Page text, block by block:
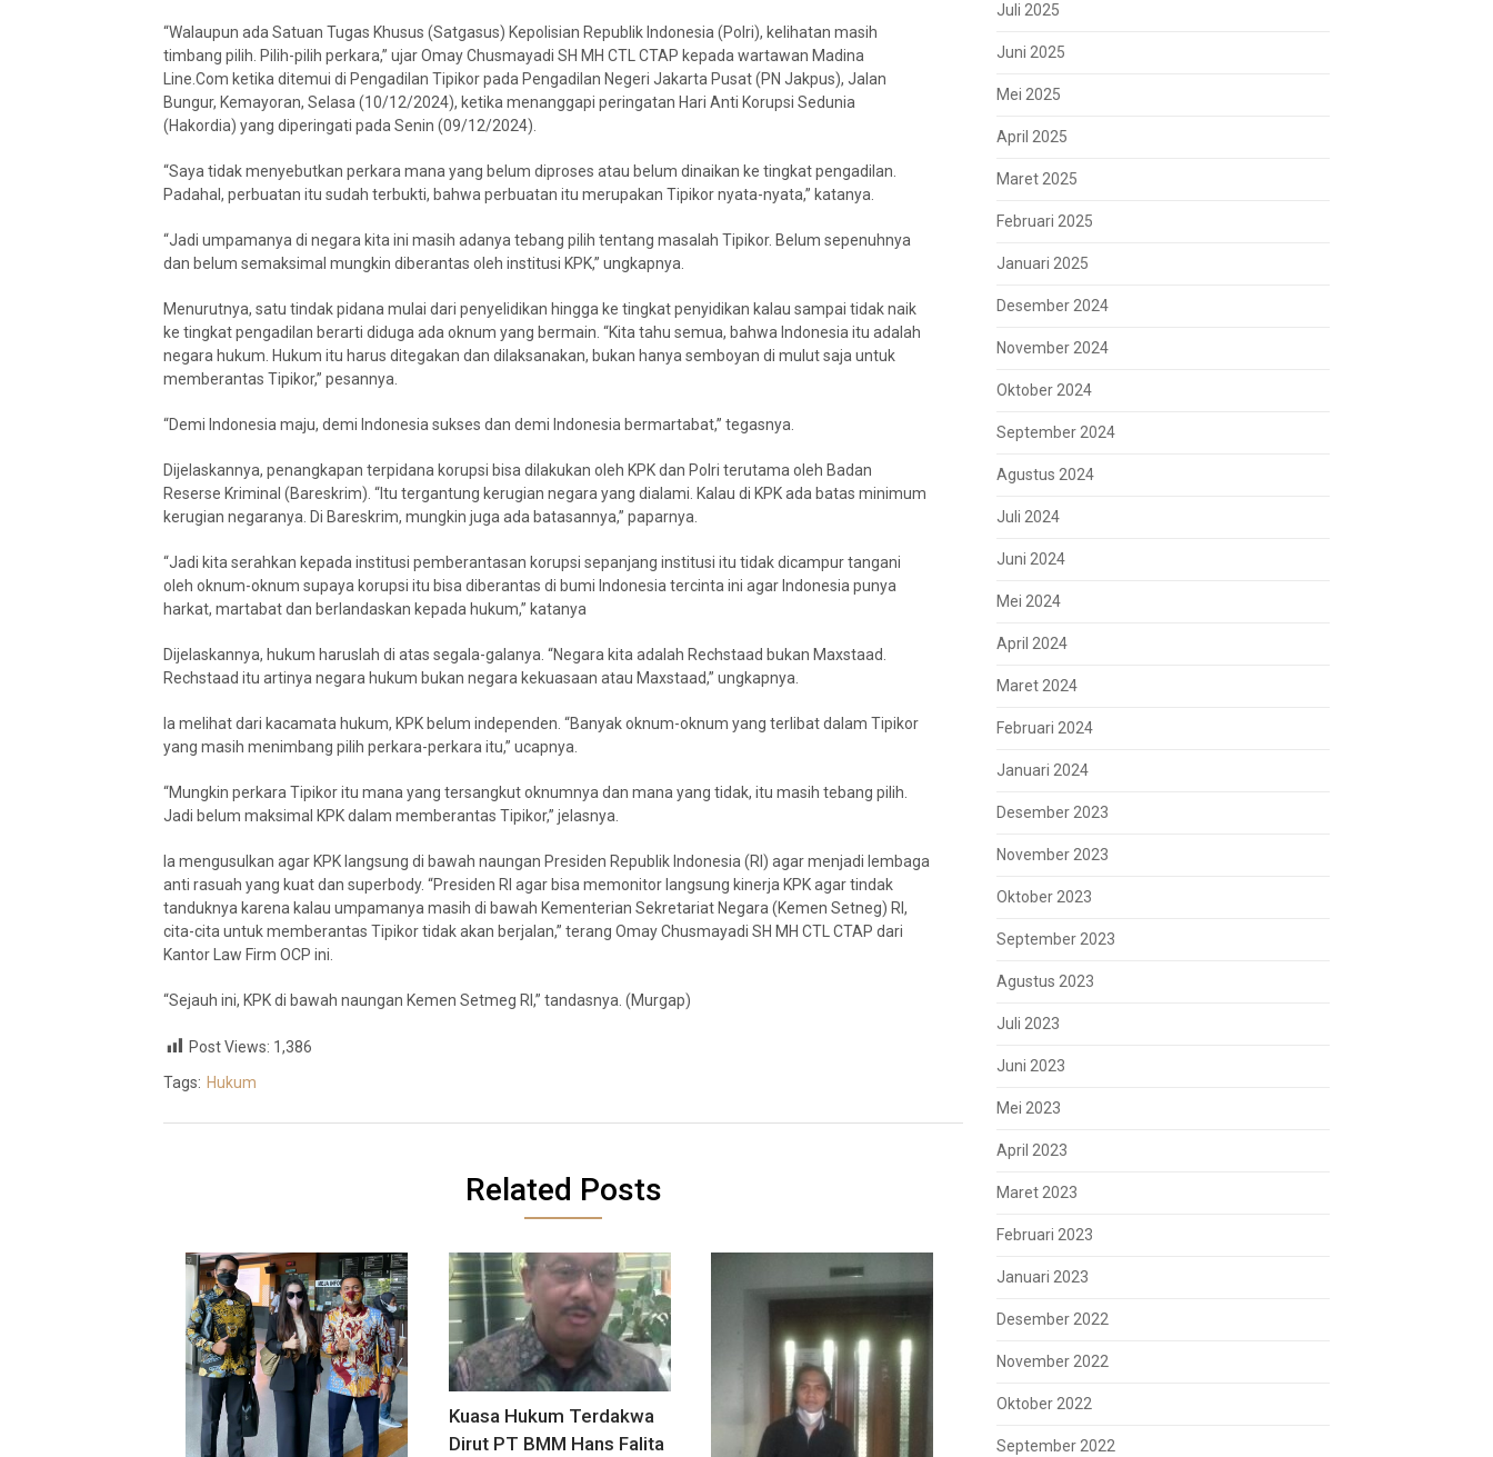
“Walaupun ada Satuan Tugas Khusus (Satgasus) Kepolisian Republik Indonesia (Polri), kelihatan masih
timbang pilih. Pilih-pilih perkara,” ujar Omay Chusmayadi SH MH CTL CTAP kepada wartawan Madina
Line.Com ketika ditemui di Pengadilan Tipikor pada Pengadilan Negeri Jakarta Pusat (PN Jakpus), Jalan
Bungur, Kemayoran, Selasa (10/12/2024), ketika menanggapi peringatan Hari Anti Korupsi Sedunia
(Hakordia) yang diperingati pada Senin (09/12/2024).
“Saya tidak menyebutkan perkara mana yang belum diproses atau belum dinaikan ke tingkat pengadilan.
Padahal, perbuatan itu sudah terbukti, bahwa perbuatan itu merupakan Tipikor nyata-nyata,” katanya.
“Jadi umpamanya di negara kita ini masih adanya tebang pilih tentang masalah Tipikor. Belum sepenuhnya
dan belum semaksimal mungkin diberantas oleh institusi KPK,” ungkapnya.
Menurutnya, satu tindak pidana mulai dari penyelidikan hingga ke tingkat penyidikan kalau sampai tidak naik
ke tingkat pengadilan berarti diduga ada oknum yang bermain. “Kita tahu semua, bahwa Indonesia itu adalah
negara hukum. Hukum itu harus ditegakan dan dilaksanakan, bukan hanya semboyan di mulut saja untuk
memberantas Tipikor,” pesannya.
“Demi Indonesia maju, demi Indonesia sukses dan demi Indonesia bermartabat,” tegasnya.
Dijelaskannya, penangkapan terpidana korupsi bisa dilakukan oleh KPK dan Polri terutama oleh Badan
Reserse Kriminal (Bareskrim). “Itu tergantung kerugian negara yang dialami. Kalau di KPK ada batas minimum
kerugian negaranya. Di Bareskrim, mungkin juga ada batasannya,” paparnya.
“Jadi kita serahkan kepada institusi pemberantasan korupsi sepanjang institusi itu tidak dicampur tangani
oleh oknum-oknum supaya korupsi itu bisa diberantas di bumi Indonesia tercinta ini agar Indonesia punya
harkat, martabat dan berlandaskan kepada hukum,” katanya
Dijelaskannya, hukum haruslah di atas segala-galanya. “Negara kita adalah Rechstaad bukan Maxstaad.
Rechstaad itu artinya negara hukum bukan negara kekuasaan atau Maxstaad,” ungkapnya.
Ia melihat dari kacamata hukum, KPK belum independen. “Banyak oknum-oknum yang terlibat dalam Tipikor
yang masih menimbang pilih perkara-perkara itu,” ucapnya.
“Mungkin perkara Tipikor itu mana yang tersangkut oknumnya dan mana yang tidak, itu masih tebang pilih.
Jadi belum maksimal KPK dalam memberantas Tipikor,” jelasnya.
Ia mengusulkan agar KPK langsung di bawah naungan Presiden Republik Indonesia (RI) agar menjadi lembaga
anti rasuah yang kuat dan superbody. “Presiden RI agar bisa memonitor langsung kinerja KPK agar tindak
tanduknya karena kalau umpamanya masih di bawah Kementerian Sekretariat Negara (Kemen Setneg) RI,
cita-cita untuk memberantas Tipikor tidak akan berjalan,” terang Omay Chusmayadi SH MH CTL CTAP dari
Kantor Law Firm OCP ini.
“Sejauh ini, KPK di bawah naungan Kemen Setmeg RI,” tandasnya. (Murgap)
Post Views: 1,386
Tags: Hukum
Related Posts
Kuasa Hukum Terdakwa
Dirut PT BMM Hans Falita
Juli 2025
Juni 2025
Mei 2025
April 2025
Maret 2025
Februari 2025
Januari 2025
Desember 2024
November 2024
Oktober 2024
September 2024
Agustus 2024
Juli 2024
Juni 2024
Mei 2024
April 2024
Maret 2024
Februari 2024
Januari 2024
Desember 2023
November 2023
Oktober 2023
September 2023
Agustus 2023
Juli 2023
Juni 2023
Mei 2023
April 2023
Maret 2023
Februari 2023
Januari 2023
Desember 2022
November 2022
Oktober 2022
September 2022